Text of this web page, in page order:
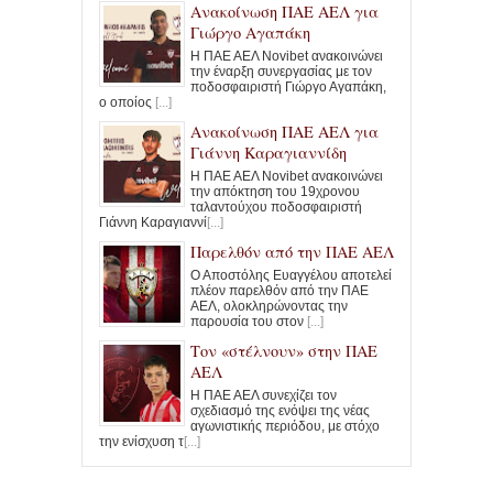
Ανακοίνωση ΠΑΕ ΑΕΛ για
Γιώργο Αγαπάκη
Η ΠΑΕ ΑΕΛ Novibet ανακοινώνει
την έναρξη συνεργασίας με τον
ποδοσφαιριστή Γιώργο Αγαπάκη,
ο οποίος [...]
Ανακοίνωση ΠΑΕ ΑΕΛ για
Γιάννη Καραγιαννίδη
Η ΠΑΕ ΑΕΛ Novibet ανακοινώνει
την απόκτηση του 19χρονου
ταλαντούχου ποδοσφαιριστή
Γιάννη Καραγιαννί [...]
Παρελθόν από την ΠΑΕ ΑΕΛ
Ο Αποστόλης Ευαγγέλου αποτελεί
πλέον παρελθόν από την ΠΑΕ
ΑΕΛ, ολοκληρώνοντας την
παρουσία του στον [...]
Τον «στέλνουν» στην ΠΑΕ
ΑΕΛ
Η ΠΑΕ ΑΕΛ συνεχίζει τον
σχεδιασμό της ενόψει της νέας
αγωνιστικής περιόδου, με στόχο
την ενίσχυση τ[...]